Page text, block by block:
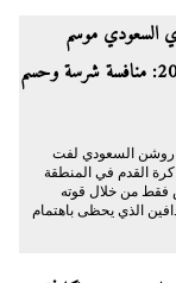
السعودي موسم
2024-2025: منافسة شرسة وحسم
روشن السعودي لفت
القدم في المنطقة
فقط من خلال قوته
الذي يحظى باهتمام